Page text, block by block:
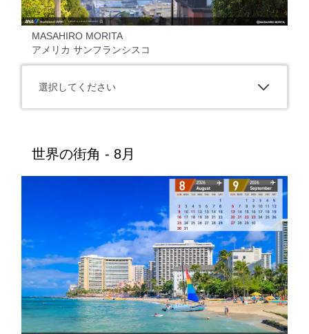
MASAHIRO MORITA
アメリカ サンフランシスコ
選択してください
世界の街角 - 8月